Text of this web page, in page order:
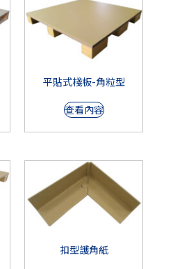
平貼式棧板-角粒型
查看內容
扣型護角紙